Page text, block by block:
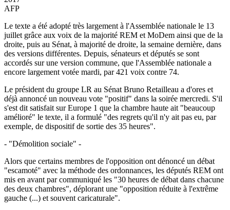
AFP
Le texte a été adopté très largement à l'Assemblée nationale le 13
juillet grâce aux voix de la majorité REM et MoDem ainsi que de la
droite, puis au Sénat, à majorité de droite, la semaine dernière, dans
des versions différentes. Depuis, sénateurs et députés se sont
accordés sur une version commune, que l'Assemblée nationale a
encore largement votée mardi, par 421 voix contre 74.
Le président du groupe LR au Sénat Bruno Retailleau a d'ores et
déjà annoncé un nouveau vote "positif" dans la soirée mercredi. S'il
s'est dit satisfait sur Europe 1 que la chambre haute ait "beaucoup
amélioré" le texte, il a formulé "des regrets qu'il n'y ait pas eu, par
exemple, de dispositif de sortie des 35 heures".
- "Démolition sociale" -
Alors que certains membres de l'opposition ont dénoncé un débat
"escamoté" avec la méthode des ordonnances, les députés REM ont
mis en avant par communiqué les "30 heures de débat dans chacune
des deux chambres", déplorant une "opposition réduite à l'extrême
gauche (...) et souvent caricaturale".